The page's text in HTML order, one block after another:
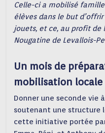
Celle-ci a mobilisé
élèves dans le but
jouets, et ce, au profit de
Nougatine de Levallois-
Un mois de
mobilisation locale
Donner une seconde vie
soutenant une structure
cette initiative portée